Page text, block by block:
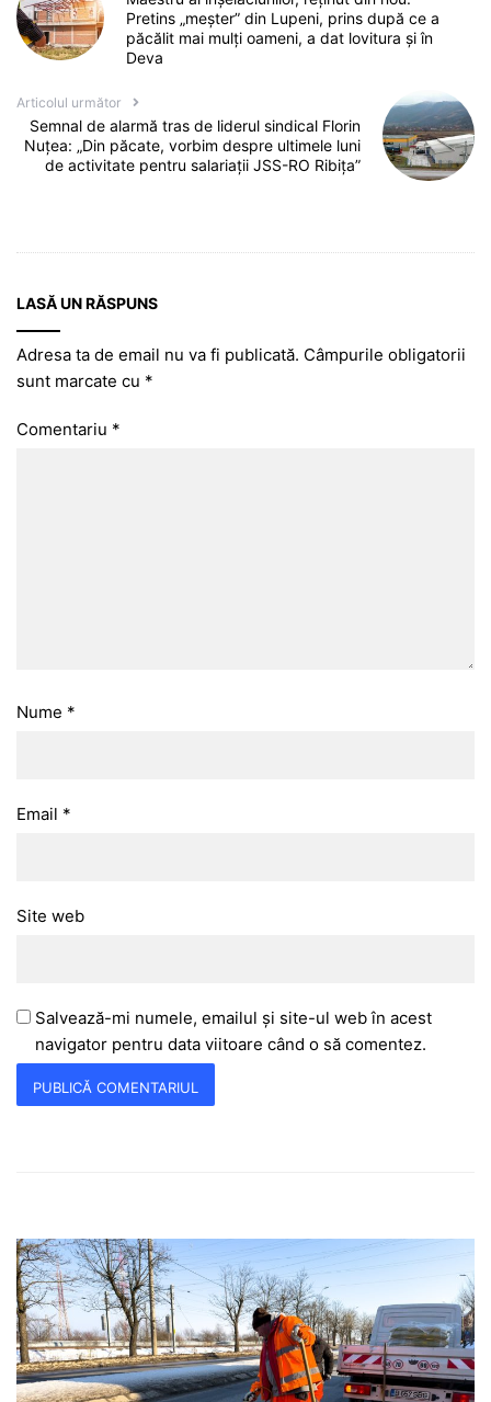
Pretins „meșter” din Lupeni, prins după ce a
păcălit mai mulți oameni, a dat lovitura și în
Deva
Articolul următor
Semnal de alarmă tras de liderul sindical Florin
Nuțea: „Din păcate, vorbim despre ultimele luni
de activitate pentru salariații JSS-RO Ribița”
LASĂ UN RĂSPUNS
Adresa ta de email nu va fi publicată. Câmpurile obligatorii
sunt marcate cu *
Comentariu *
Nume *
Email *
Site web
Salvează-mi numele, emailul și site-ul web în acest
navigator pentru data viitoare când o să comentez.